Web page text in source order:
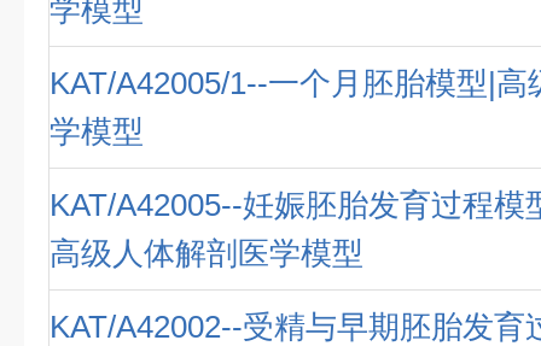
学模型
KAT/A42005/1--一个月胚胎模型|高
学模型
KAT/A42005--妊娠胚胎发育过程模
高级人体解剖医学模型
KAT/A42002--受精与早期胚胎发育